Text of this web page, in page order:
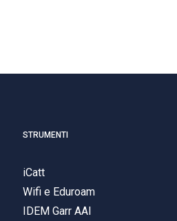
STRUMENTI
iCatt
Wifi e Eduroam
IDEM Garr AAI